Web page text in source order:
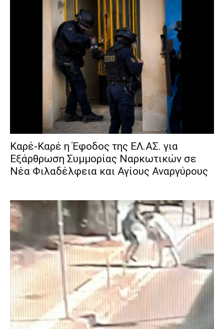
Καρέ-Καρέ η Έφοδος της ΕΛ.ΑΣ. για
Εξάρθρωση Συμμορίας Ναρκωτικών σε
Νέα Φιλαδέλφεια και Αγίους Αναργύρους